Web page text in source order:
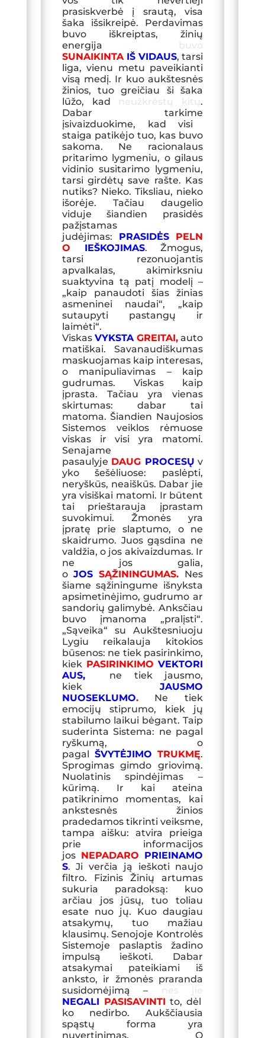
prasiskverbė į srautą, visa
šaka išsikreipė. Perdavimas
buvo iškreiptas, žinių
energija
buvo
SUNAIKINTA IŠ VIDAUS, tarsi
liga, vienu metu paveikianti
visą medį. Ir kuo aukštesnės
žinios, tuo greičiau ši šaka
lūžo, kad neužkrėstų kitų.
Dabar tarkime
įsivaizduokime, kad visi
staiga patikėjo tuo, kas buvo
sakoma. Ne racionalaus
pritarimo lygmeniu, o gilaus
vidinio susitarimo lygmeniu,
tarsi girdėtų save rašte. Kas
nutiks? Nieko. Tiksliau, nieko
išorėje. Tačiau daugelio
viduje šiandien prasidės
pažįstamas
judėjimas: PRASIDĖS PELN
O IEŠKOJIMAS. Žmogus,
tarsi rezonuojantis
apvalkalas, akimirksniu
suaktyvina tą patį modelį –
„kaip panaudoti šias žinias
asmeninei naudai“, „kaip
sutaupyti pastangų ir
laimėti“.
Viskas VYKSTA GREITAI, auto
matiškai. Savanaudiškumas
maskuojamas kaip interesas,
o manipuliavimas – kaip
gudrumas. Viskas kaip
įprasta. Tačiau yra vienas
skirtumas: dabar tai
matoma. Šiandien Naujosios
Sistemos veiklos rėmuose
viskas ir visi yra matomi.
Senajame
pasaulyje DAUG PROCESŲ v
yko šešėliuose: paslėpti,
neryškūs, neaiškūs. Dabar jie
yra visiškai matomi. Ir būtent
tai prieštarauja įprastam
suvokimui. Žmonės yra
įpratę prie slaptumo, o ne
skaidrumo. Juos gąsdina ne
valdžia, o jos akivaizdumas. Ir
ne jos galia,
o JOSSĄŽININGUMAS. Nes
šiame sąžiningume išnyksta
apsimetinėjimo, gudrumo ar
sandorių galimybė. Anksčiau
buvo įmanoma „pralįsti“.
„Sąveika“ su Aukštesniuoju
Lygiu reikalauja kitokios
būsenos: ne tiek pasirinkimo,
kiek PASIRINKIMOVEKTORI
AUS,
ne tiek jausmo,
kiekJAUSMO
NUOSEKLUMO.Ne tiek
emocijų stiprumo, kiek jų
stabilumo laikui bėgant. Taip
suderinta Sistema: ne pagal
ryškumą, o
pagal ŠVYTĖJIMOTRUKMĘ.
Sprogimas gimdo griovimą.
Nuolatinis spindėjimas –
kūrimą. Ir kai ateina
patikrinimo momentas, kai
ankstesnės žinios
pradedamos tikrinti veiksme,
tampa aišku: atvira prieiga
prie informacijos
jos NEPADARO PRIEINAMO
S. Ji verčia ją ieškoti naujo
filtro. Fizinis Žinių artumas
sukuria paradoksą: kuo
arčiau jos jūsų, tuo toliau
esate nuo jų. Kuo daugiau
atsakymų, tuo mažiau
klausimų. Senojoje Kontrolės
Sistemoje paslaptis žadino
impulsą ieškoti. Dabar
atsakymai pateikiami iš
anksto, ir žmonės praranda
susidomėjimą –
nes jie
NEGALI PASISAVINTI to, dėl
ko nedirbo. Aukščiausia
spąstų forma yra
nuvertinimas. O